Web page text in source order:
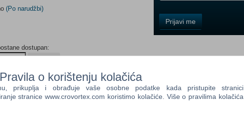
(Po narudžbi)
dostupan:
Prijavi me
Field
One
Field
Two
Prijavi me
Pravila o korištenju kolačića
prikuplja i obrađuje vaše osobne podatke kada pristupite stranici
stranice www.crovortex.com koristimo kolačiće. Više o pravilima kolačića